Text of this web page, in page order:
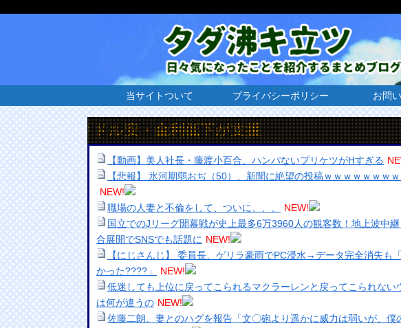
当サイトついて プライバシーポリシー お問
ドル安・金利低下が支援
【動画】美人社長・藤渡小百合、ハンパないプリケツがHすぎる
【悲報】 氷河期弱おぢ（50）、新聞に絶望の投稿ｗｗｗｗｗｗｗ
NEW!
職場の人妻と不倫をして、ついに、、、
NEW!
国立でのJリーグ開幕戦が史上最多6万3960人の観客数！地上波中
合展開でSNSでも話題に NEW!
【にじさんじ】 委員長、ゲリラ豪雨でPC浸水→データ完全消失も
かった????」
NEW!
低迷しても上位に戻ってこられるマクラーレンと戻ってこられない
は何が違うの NEW!
佐藤二朗、妻とのハグを報告「文〇砲より遥かに威力は弱いが、僕